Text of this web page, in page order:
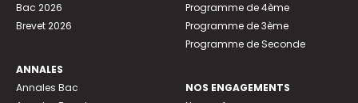
Bac 2026
Brevet 2026
ANNALES
Annales Bac
Programme de 4ème
Programme de 3ème
Programme de Seconde
NOS ENGAGEMENTS